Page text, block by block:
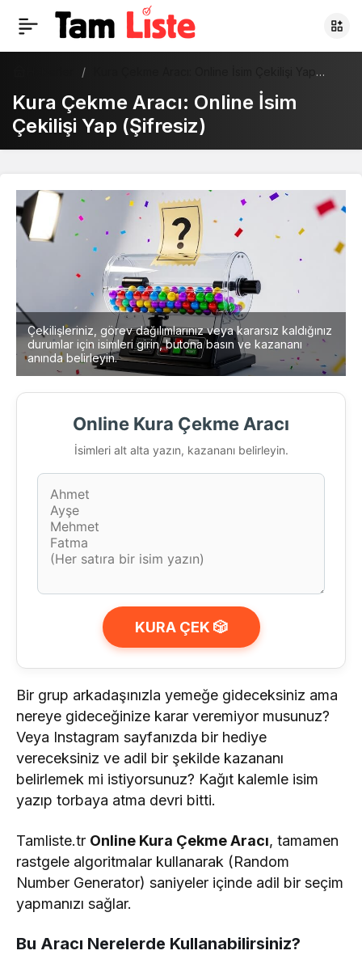
Kura Çekme Aracı: Online İsim
Çekilişi Yap (Şifresiz)
Çekilişleriniz, görev dağılımlarınız veya kararsız kaldığınız
durumlar için isimleri girin, butona basın ve kazananı
anında belirleyin.
Online Kura Çekme Aracı
İsimleri alt alta yazın, kazananı belirleyin.
KURA ÇEK 🎲
Bir grup arkadaşınızla yemeğe gideceksiniz ama
nereye gideceğinize karar veremiyor musunuz?
Veya Instagram sayfanızda bir hediye
vereceksiniz ve adil bir şekilde kazananı
belirlemek mi istiyorsunuz? Kağıt kalemle isim
yazıp torbaya atma devri bitti.
Tamliste.tr Online Kura Çekme Aracı, tamamen
rastgele algoritmalar kullanarak (Random
Number Generator) saniyeler içinde adil bir seçim
yapmanızı sağlar.
Bu Aracı Nerelerde Kullanabilirsiniz?